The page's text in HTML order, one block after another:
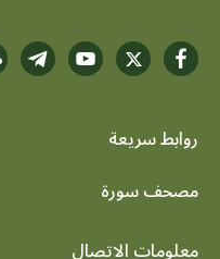
footer menu